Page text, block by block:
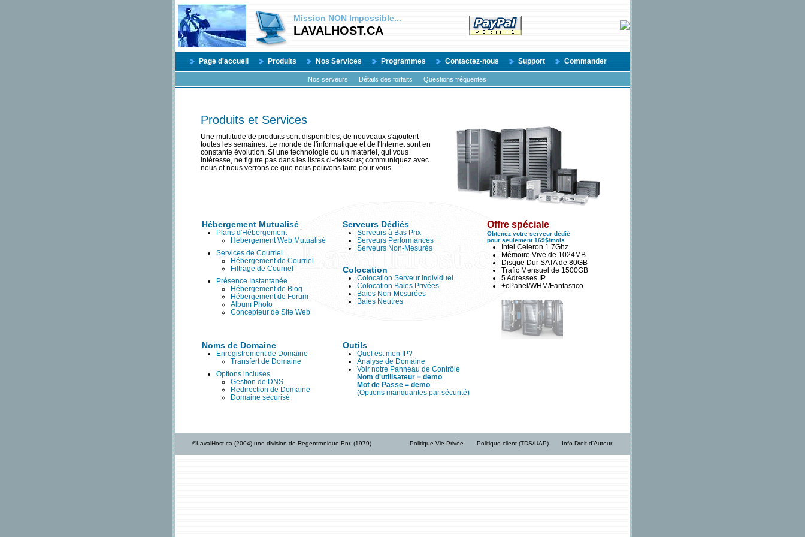
Mission NON Impossible...
LAVALHOST.CA
Page d'accueil Produits Nos Services Programmes Contactez-nous Support Commander
Nos serveurs Détails des forfaits Questions fréquentes
Produits et Services
Une multitude de produits sont disponibles, de nouveaux s'ajoutent
toutes les semaines. Le monde de l'informatique et de l'Internet sont en
constante évolution. Si une technologie ou un matériel, qui vous
intéresse, ne figure pas dans les listes ci-dessous; communiquez avec
nous et nous verrons ce que nous pouvons faire pour vous.
Hébergement Mutualisé
Plans d'Hébergement
Hébergement Web Mutualisé
Services de Courriel
Hébergement de Courriel
Filtrage de Courriel
Présence Instantanée
Hébergement de Blog
Hébergement de Forum
Album Photo
Concepteur de Site Web
Serveurs Dédiés
Serveurs à Bas Prix
Serveurs Performances
Serveurs Non-Mesurés
Colocation
Colocation Serveur Individuel
Colocation Baies Privées
Baies Non-Mesurées
Baies Neutres
Offre spéciale
Obtenez votre serveur dédié
pour seulement 169$/mois
Intel Celeron 1.7Ghz
Mémoire Vive de 1024MB
Disque Dur SATA de 80GB
Trafic Mensuel de 1500GB
5 Adresses IP
+cPanel/WHM/Fantastico
Noms de Domaine
Enregistrement de Domaine
Transfert de Domaine
Options incluses
Gestion de DNS
Redirection de Domaine
Domaine sécurisé
Outils
Quel est mon IP?
Analyse de Domaine
Voir notre Panneau de Contrôle
Nom d'utilisateur = demo
Mot de Passe = demo
(Options manquantes par sécurité)
©LavalHost.ca (2004) une division de Regentronique Enr. (1979) Politique Vie Privée Politique client (TDS/UAP) Info Droit d'Auteur